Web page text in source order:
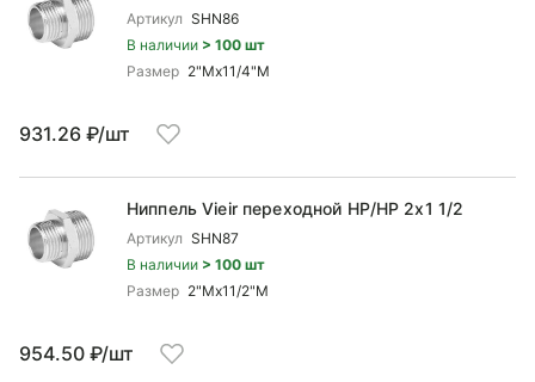
Артикул SHN86
В наличии > 100 шт
Размер 2"Mx11/4"M
931.26 ₽/шт
Ниппель Vieir переходной НР/НР 2x1 1/2
Артикул SHN87
В наличии > 100 шт
Размер 2"Mx11/2"M
954.50 ₽/шт